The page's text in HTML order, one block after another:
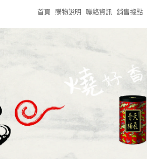
首頁 購物說明 聯絡資訊 銷售據點